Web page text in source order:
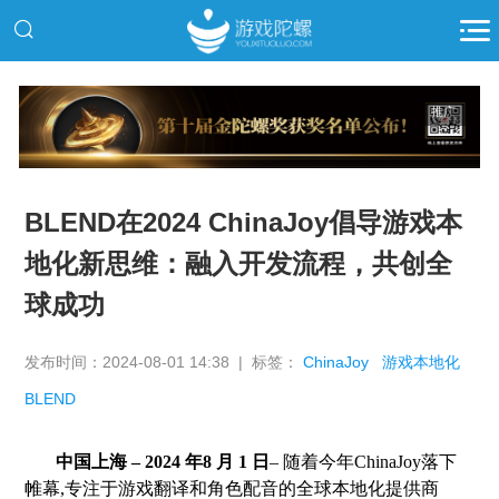
推广
BLEND在2024 ChinaJoy倡导游戏本
地化新思维：融入开发流程，共创全
球成功
发布时间：2024-08-01 14:38 | 标签：ChinaJoy 游戏本地化
BLEND
中国上海 – 2024 年8 月 1 日– 随着今年ChinaJoy落下
帷幕,专注于游戏翻译和角色配音的全球本地化提供商